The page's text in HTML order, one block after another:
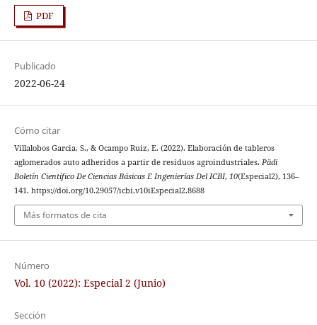
PDF
Publicado
2022-06-24
Cómo citar
Villalobos Garcia, S., & Ocampo Ruiz, E. (2022). Elaboración de tableros
aglomerados auto adheridos a partir de residuos agroindustriales. Pädi
Boletín Científico De Ciencias Básicas E Ingenierías Del ICBI, 10(Especial2), 136–
141. https://doi.org/10.29057/icbi.v10iEspecial2.8688
Más formatos de cita
Número
Vol. 10 (2022): Especial 2 (Junio)
Sección